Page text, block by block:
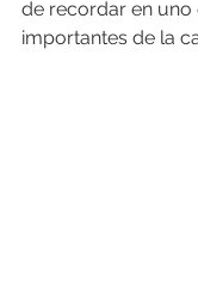
de recordar en
importantes de la